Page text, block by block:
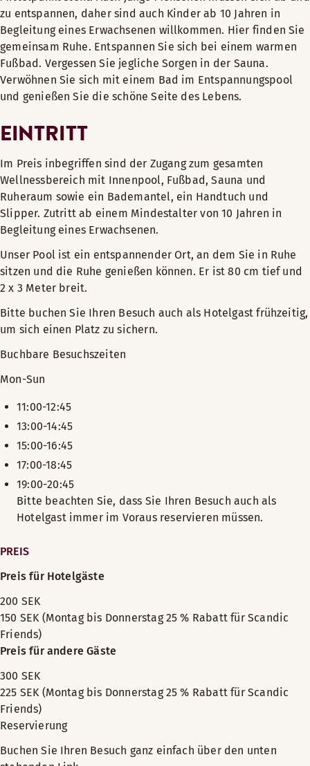
zu entspannen, daher sind auch Kinder ab 10 Jahren in
Begleitung eines Erwachsenen willkommen. Hier finden Sie
gemeinsam Ruhe. Entspannen Sie sich bei einem warmen
Fußbad. Vergessen Sie jegliche Sorgen in der Sauna.
Verwöhnen Sie sich mit einem Bad im Entspannungspool
und genießen Sie die schöne Seite des Lebens.
EINTRITT
Im Preis inbegriffen sind der Zugang zum gesamten
Wellnessbereich mit Innenpool, Fußbad, Sauna und
Ruheraum sowie ein Bademantel, ein Handtuch und
Slipper. Zutritt ab einem Mindestalter von 10 Jahren in
Begleitung eines Erwachsenen.
Unser Pool ist ein entspannender Ort, an dem Sie in Ruhe
sitzen und die Ruhe genießen können. Er ist 80 cm tief und
2 x 3 Meter breit.
Bitte buchen Sie Ihren Besuch auch als Hotelgast frühzeitig,
um sich einen Platz zu sichern.
Buchbare Besuchszeiten
Mon-Sun
11:00-12:45
13:00-14:45
15:00-16:45
17:00-18:45
19:00-20:45
Bitte beachten Sie, dass Sie Ihren Besuch auch als
Hotelgast immer im Voraus reservieren müssen.
PREIS
Preis für Hotelgäste
200 SEK
150 SEK (Montag bis Donnerstag 25 % Rabatt für Scandic
Friends)
Preis für andere Gäste
300 SEK
225 SEK (Montag bis Donnerstag 25 % Rabatt für Scandic
Friends)
Reservierung
Buchen Sie Ihren Besuch ganz einfach über den unten